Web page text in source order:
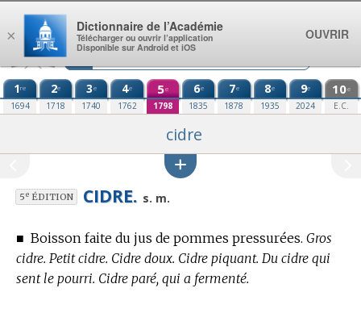
Aller au contenu
1re
1694
2e
1718
3e
1740
4e
1762
5e
1798
6e
1835
7e
1878
8e
1935
9e
2024
10e
E.C.
cidre
5eÉDITION CIDRE. s. m.
■ Boisson faite du jus de pommes pressurées. Gros
cidre. Petit cidre. Cidre doux. Cidre piquant. Du cidre qui
sent le pourri. Cidre paré, qui a fermenté.
×
Dictionnaire de l’Académie
Télécharger ou ouvrir l’application
Disponible sur Android et iOS
OUVRIR